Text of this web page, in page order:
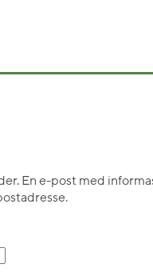
En e-post med